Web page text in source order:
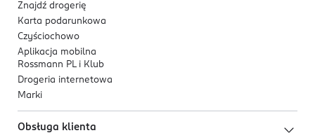
Znajdź drogerię
Karta podarunkowa
Czyściochowo
Aplikacja mobilna
Rossmann PL i Klub
Drogeria internetowa
Marki
Obsługa klienta